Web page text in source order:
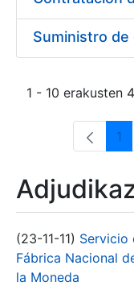
1 - 10 erakusten
1
(23-11-11) Servicio
Fábrica Nacional
la Moneda